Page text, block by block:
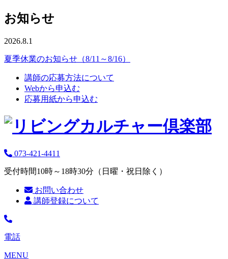
お知らせ
2026.8.1
夏季休業のお知らせ（8/11～8/16）
講師の応募方法について
Webから申込む
応募用紙から申込む
073-421-4411
受付時間10時～18時30分（日曜・祝日除く）
お問い合わせ
講師登録について
電話
MENU